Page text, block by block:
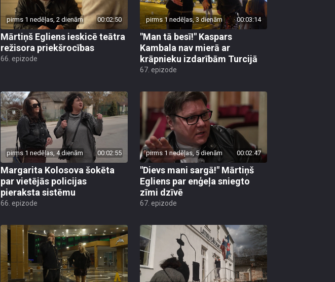
pirms 1 nedēļas, 2 dienām 00:02:50
Mārtiņš Egliens ieskicē teātra
režisora priekšrocības
66. epizode
pirms 1 nedēļas, 3 dienām 00:03:14
"Man tā besī!" Kaspars
Kambala nav mierā ar
krāpnieku izdarībām Turcijā
67. epizode
pirms 1 nedēļas, 4 dienām 00:02:55
Margarita Kolosova šokēta
par vietējās policijas
pieraksta sistēmu
66. epizode
pirms 1 nedēļas, 5 dienām 00:02:47
"Dievs mani sargā!" Mārtiņš
Egliens par enģeļa sniegto
zīmi dzīvē
67. epizode